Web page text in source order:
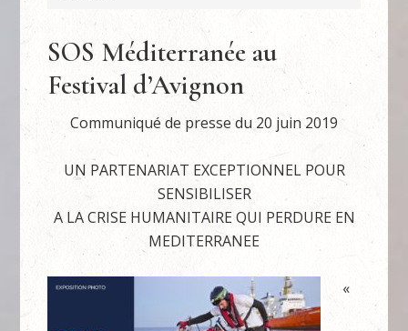
SOS Méditerranée au
Festival d’Avignon
Communiqué de presse du 20 juin 2019
UN PARTENARIAT EXCEPTIONNEL POUR
SENSIBILISER
A LA CRISE HUMANITAIRE QUI PERDURE EN
MEDITERRANEE
«